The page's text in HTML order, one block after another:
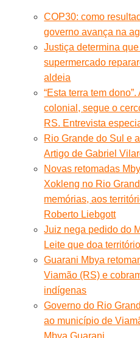
COP30: como
governo avança na
Justiça determina
supermercado
aldeia
“Esta terra tem
colonial, segue o
RS. Entrevista
Rio Grande do Sul e
Artigo de Gabriel
Novas retomadas
Xokleng no Rio
memórias, aos
Roberto Liebgott
Juiz nega pedido do
Leite que doa
Guarani Mbya
Viamão (RS) e
indígenas
Governo do Rio
ao município de
Mbya Guarani